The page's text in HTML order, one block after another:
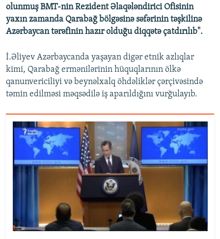
olunmuş BMT-nin Rezident Əlaqələndirici Ofisinin
yaxın zamanda Qarabağ bölgəsinə səfərinin təşkilinə
Azərbaycan tərəfinin hazır olduğu diqqətə çatdırılıb".
İ.Əliyev Azərbaycanda yaşayan digər etnik azlıqlar
kimi, Qarabağ ermənilərinin hüquqlarının ölkə
qanunvericiliyi və beynəlxalq öhdəliklər çərçivəsində
təmin edilməsi məqsədilə iş aparıldığını vurğulayıb.